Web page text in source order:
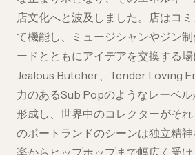
店文化へと波及しました。店はコ
て機能し、ミュージシャンやジン
ードとともにアイデアを交換する場
Jealous Butcher、Tender Loving
力のあるSub Popのようなレーベ
形成し、世界中のコレクターがそ
のポートランドのシーンは独立精
楽からヒップホップまで幅広く受